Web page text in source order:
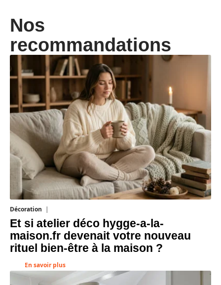
Nos
recommandations
Décoration
Et si atelier déco hygge-a-la-
maison.fr devenait votre nouveau
rituel bien-être à la maison ?
En savoir plus